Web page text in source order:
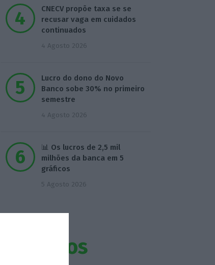
CNECV propõe taxa se se
recusar vaga em cuidados
continuados
4 Agosto 2026
Lucro do dono do Novo
Banco sobe 30% no primeiro
semestre
4 Agosto 2026
📊 Os lucros de 2,5 mil
milhões da banca em 5
gráficos
5 Agosto 2026
Eventos